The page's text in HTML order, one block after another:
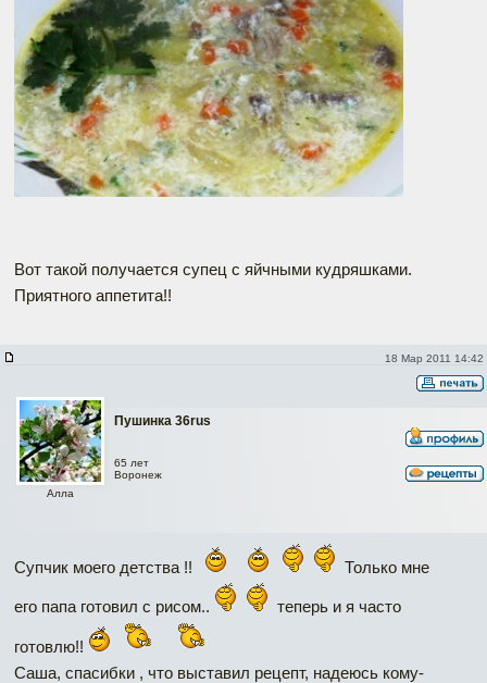
Вот такой получается супец с яйчными кудряшками.
Приятного аппетита!!
18 Мар 2011 14:42
Пушинка 36rus
Алла
65 лет
Воронеж
Супчик моего детства !! Только мне
его папа готовил с рисом.. теперь и я часто
готовлю!!
Саша, спасибки , что выставил рецепт, надеюсь кому-